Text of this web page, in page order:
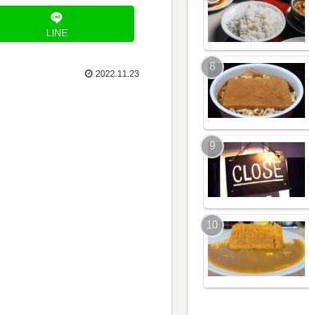
LINE
2022.11.23